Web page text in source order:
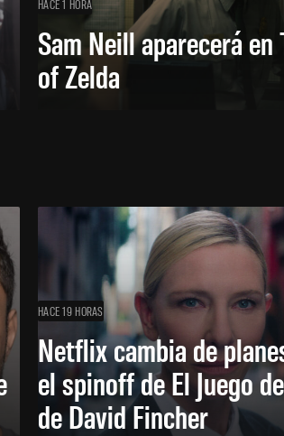
HACE 1 HORA
Sam Neill aparecerá en
of Zelda
HACE 19 HORAS
Netflix cambia de
el spinoff de El Juego
de David Fincher